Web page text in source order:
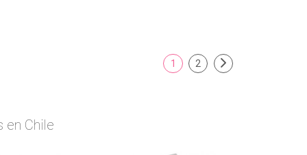
1 2
en Chile